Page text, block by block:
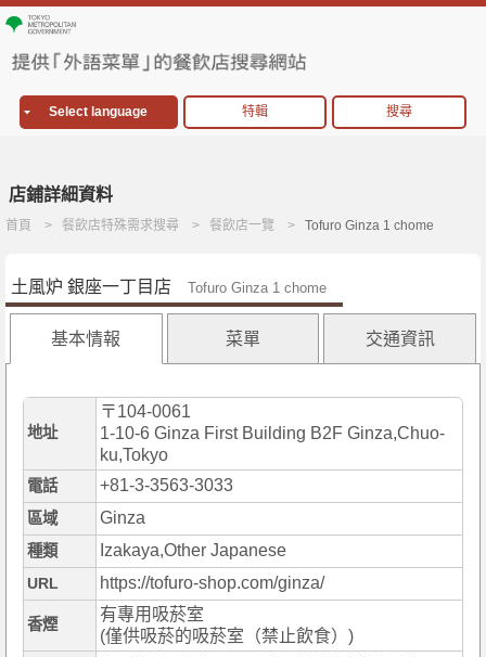
Select language 特輯 搜尋
店鋪詳細資料
首頁 餐飲店特殊需求搜尋 餐飲店一覽 Tofuro Ginza 1 chome
土風炉 銀座一丁目店 Tofuro Ginza 1 chome
基本情報 菜單 交通資訊
地址
〒104-0061
1-10-6 Ginza First Building B2F Ginza,Chuo-
ku,Tokyo
電話 +81-3-3563-3033
區域 Ginza
種類 Izakaya,Other Japanese
URL https://tofuro-shop.com/ginza/
香煙
有專用吸菸室
(僅供吸菸的吸菸室（禁止飲食）)